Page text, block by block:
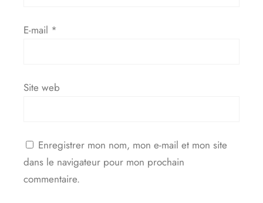
E-mail *
Site web
Enregistrer mon nom, mon e-mail et mon site
dans le navigateur pour mon prochain
commentaire.